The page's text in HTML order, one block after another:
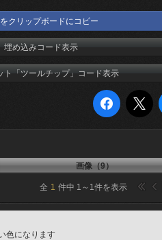
クリップボードにコピー
埋め込みコード表示
ト「ツールチップ」コード表示
画像（9）
全 1 件中 1 ～ 1件を表示
色になります